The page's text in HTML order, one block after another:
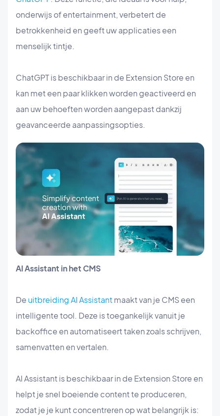
onderwijs of entertainment, verbetert de
betrokkenheid en geeft uw applicaties een
menselijk tintje.
ChatGPT is beschikbaar in de Extension Store en
kan met een paar klikken worden geactiveerd en
aan uw behoeften worden aangepast dankzij
geavanceerde aanpassingsopties.
AI Assistant in het CMS
De uitbreiding AI Assistantmaakt van je CMS een
intelligente tool. Deze is toegankelijk vanuit je
backoffice en automatiseert taken zoals schrijven,
samenvatten en vertalen.
AI Assistant is beschikbaar in de Extension Store en
helpt je snel boeiende content te produceren,
zodat je je kunt concentreren op wat belangrijk is: